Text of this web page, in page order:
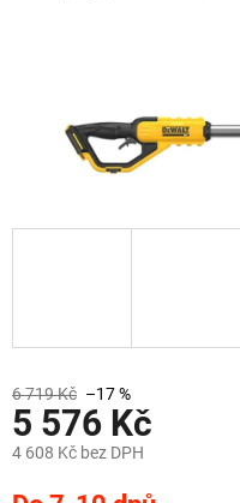
6 719 Kč –17 %
5 576 Kč
4 608 Kč bez DPH